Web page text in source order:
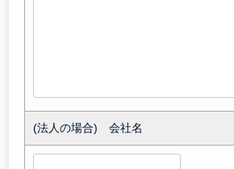
(法人の場合) 会社名